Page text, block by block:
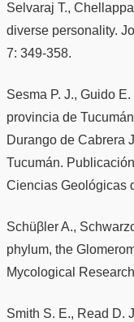
Selvaraj T.,
diverse personality.
7: 349-358.
Sesma P. J., Guido
provincia de
Durango de Cabrera
Tucumán.
Ciencias Geológicas
Schüβler A.,
phylum, the
Mycological
Smith S. E., Read D.